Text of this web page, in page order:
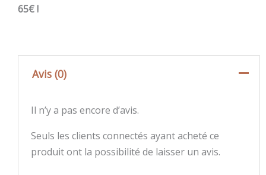
65€ !
Avis (0)
Il n’y a pas encore d’avis.
Seuls les clients connectés ayant acheté ce
produit ont la possibilité de laisser un avis.